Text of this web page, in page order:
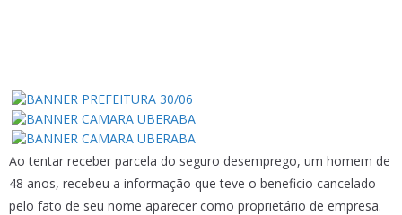
Ao tentar receber parcela do seguro desemprego, um homem de
48 anos, recebeu a informação que teve o beneficio cancelado
pelo fato de seu nome aparecer como proprietário de empresa.